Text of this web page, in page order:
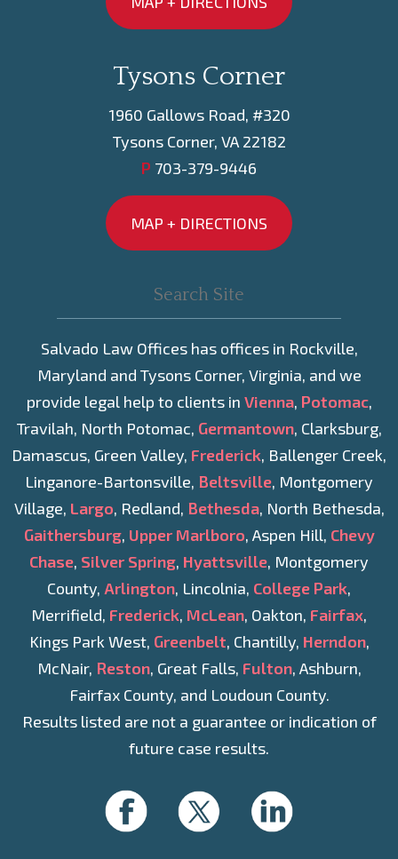
Tysons Corner
1960 Gallows Road, #320
Tysons Corner, VA 22182
P 703-379-9446
MAP + DIRECTIONS
Salvado Law Offices has offices in Rockville,
Maryland and Tysons Corner, Virginia, and we
provide legal help to clients in Vienna, Potomac,
Travilah, North Potomac, Germantown, Clarksburg,
Damascus, Green Valley, Frederick, Ballenger Creek,
Linganore-Bartonsville, Beltsville, Montgomery
Village, Largo, Redland, Bethesda, North Bethesda,
Gaithersburg, Upper Marlboro, Aspen Hill, Chevy
Chase, Silver Spring, Hyattsville, Montgomery
County, Arlington, Lincolnia, College Park,
Merrifield, Frederick, McLean, Oakton, Fairfax,
Kings Park West, Greenbelt, Chantilly, Herndon,
McNair, Reston, Great Falls, Fulton, Ashburn,
Fairfax County, and Loudoun County.
Results listed are not a guarantee or indication of
future case results.